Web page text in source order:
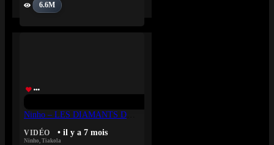
6.6M
VIDÉO • il y a 7 mois
Ninho, Tiakola